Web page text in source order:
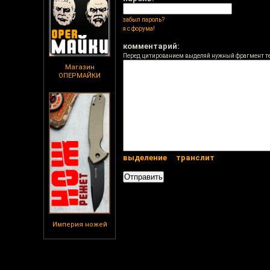
Магазин
ОПЕРМАЙКИ
Империя ножей
забыл пароль?
я с форума!
комментарий:
Перед цитированием выделяй нужный фрагмент
выделение транслит